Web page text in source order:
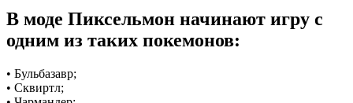
В моде Пиксельмон начинают игру с
одним из таких покемонов:
• Бульбазавр;
• Сквиртл;